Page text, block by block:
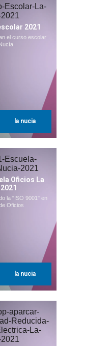
2021
el curso escolar
la nucia
Oficios La
la "ISO 9001" en
Oficios
la nucia